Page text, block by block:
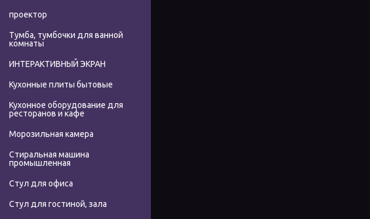
проектор
Тумба, тумбочки для ванной
комнаты
ИНТЕРАКТИВНЫЙ ЭКРАН
Кухонные плиты бытовые
Кухонное оборудование для
ресторанов и кафе
Морозильная камера
Стиральная машина
промышленная
Стул для офиса
Стул для гостиной, зала